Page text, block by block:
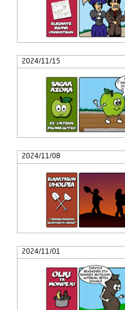
2024/11/15
2024/11/08
2024/11/01